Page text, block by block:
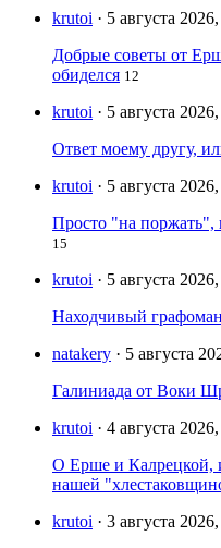
krutoi · 5 августа
Добрые советы от
обиделся 12
krutoi · 5 августа
Ответ моему другу,
krutoi · 5 августа
Просто "на
15
krutoi · 5 августа
Находчивый
natakery · 5 августа
Галиниада от Воки
krutoi · 4 августа
О Ерше и Калрецкой,
нашей
krutoi · 3 августа